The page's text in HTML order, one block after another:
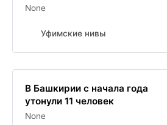
None
Уфимские нивы
В Башкирии с начала года
утонули 11 человек
None